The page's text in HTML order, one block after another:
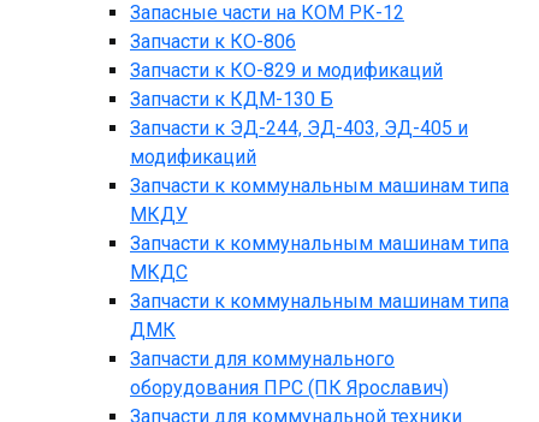
Запасные части на КОМ РК-12
Запчасти к КО-806
Запчасти к КО-829 и модификаций
Запчасти к КДМ-130 Б
Запчасти к ЭД-244, ЭД-403, ЭД-405 и
модификаций
Запчасти к коммунальным машинам типа
МКДУ
Запчасти к коммунальным машинам типа
МКДС
Запчасти к коммунальным машинам типа
ДМК
Запчасти для коммунального
оборудования ПРС (ПК Ярославич)
Запчасти для коммунальной техники